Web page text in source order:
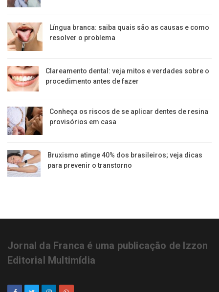
Língua branca: saiba quais são as causas e como
resolver o problema
Clareamento dental: veja mitos e verdades sobre o
procedimento antes de fazer
Conheça os riscos de se aplicar dentes de resina
provisórios em casa
Bruxismo atinge 40% dos brasileiros; veja dicas
para prevenir o transtorno
Jornal da Franca é uma publicação de Izzon
Editorial Multimídia